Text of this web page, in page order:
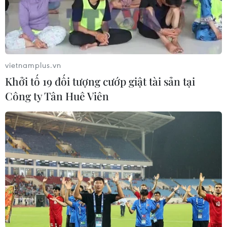
07/08/2026 00:43
Bánh xèo tôm nhảy - món ăn phải
thử khi đến Quy Nhơn
07/08/2026 00:00
Chưa có bằng chứng truyền máu trẻ
giúp chống lão hóa
06/08/2026 23:16
Xung đột Israel-Hamas: Ít nhất 300
trẻ em thiệt mạng trong 300 ngày
qua
vietnamplus.vn
Khởi tố 19 đối tượng cướp giật tài sản tại
Công ty Tân Huê Viên